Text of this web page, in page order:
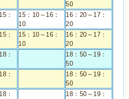
50
：
15：10～16：
10
16：20～17：
20
：
15：10～16：
10
16：20～17：
20
：
18：50～19：
50
：
18：50～19：
50
：
18：50～19：